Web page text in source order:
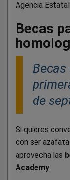
Agencia
Becas
Becas
de
Si quieres
con ser azafata
aprovecha las
Academy.